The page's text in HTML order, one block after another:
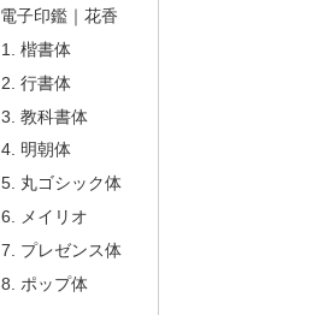
電子印鑑｜花香
楷書体
行書体
教科書体
明朝体
丸ゴシック体
メイリオ
プレゼンス体
ポップ体